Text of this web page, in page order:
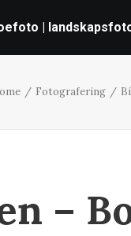
|
Fotografering
–